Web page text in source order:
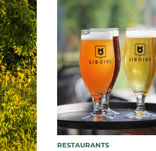
RESTAURANTS